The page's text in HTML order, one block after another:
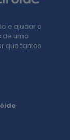
e ajudar o
de uma
que tantas